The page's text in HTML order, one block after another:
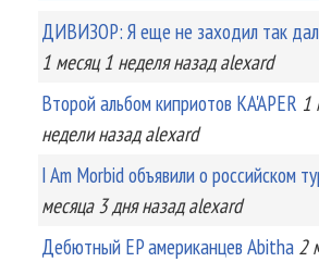
ДИВИЗОР: Я еще не заходил так
1 месяц 1 неделяназад alexard
Второй альбом киприотов KA'APER 1
неделиназад alexard
I Am Morbid объявили о российском
месяца 3 дняназад alexard
Дебютный EP американцев Abitha 2